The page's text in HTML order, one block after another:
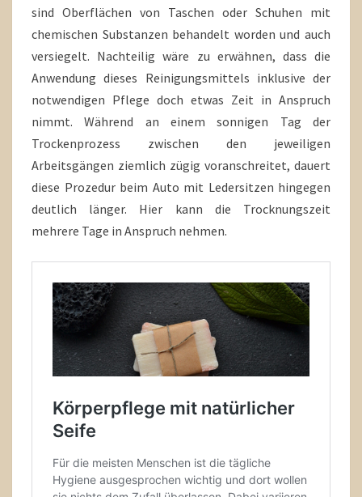
sind Oberflächen von Taschen oder Schuhen mit
chemischen Substanzen behandelt worden und auch
versiegelt. Nachteilig wäre zu erwähnen, dass die
Anwendung dieses Reinigungsmittels inklusive der
notwendigen Pflege doch etwas Zeit in Anspruch
nimmt. Während an einem sonnigen Tag der
Trockenprozess zwischen den jeweiligen
Arbeitsgängen ziemlich zügig voranschreitet, dauert
diese Prozedur beim Auto mit Ledersitzen hingegen
deutlich länger. Hier kann die Trocknungszeit
mehrere Tage in Anspruch nehmen.